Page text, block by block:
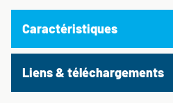
Caractéristiques
Liens & téléchargements